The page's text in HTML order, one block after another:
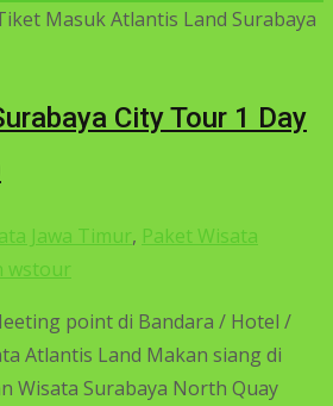
City Tour 1 Day
Jawa Timur, Paket Wisata
wstour
point di Bandara / Hotel /
Atlantis Land Makan siang di
Wisata Surabaya North Quay